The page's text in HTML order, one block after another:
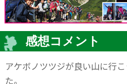
感想コメント
アケボノツツジが良い山に行
た。